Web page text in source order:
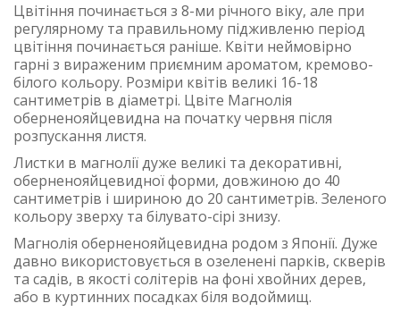
Цвітіння починається з 8-ми річного віку, але при
регулярному та правильному підживленю період
цвітіння починається раніше. Квіти неймовірно
гарні з вираженим приємним ароматом, кремово-
білого кольору. Розміри квітів великі 16-18
сантиметрів в діаметрі. Цвіте Магнолія
оберненояйцевидна на початку червня після
розпускання листя.
Листки в магнолії дуже великі та декоративні,
оберненояйцевидної форми, довжиною до 40
сантиметрів і шириною до 20 сантиметрів. Зеленого
кольору зверху та білувато-сірі знизу.
Магнолія оберненояйцевидна родом з Японії. Дуже
давно використовується в озеленені парків, скверів
та садів, в якості солітерів на фоні хвойних дерев,
або в куртинних посадках біля водоймищ.